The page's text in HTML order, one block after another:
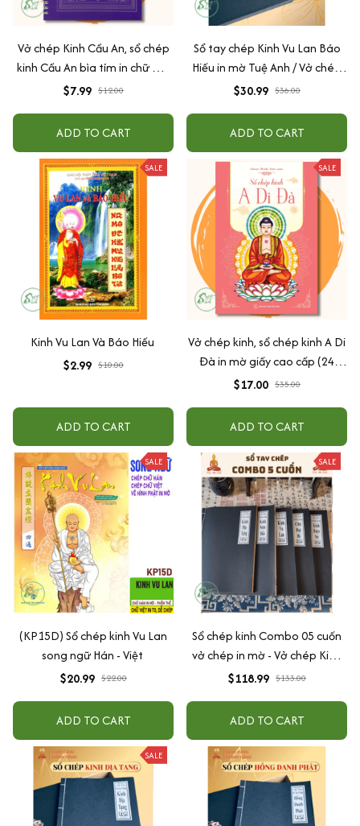
Vở chép Kinh Cầu An, sổ chép
kinh Cầu An bìa tím in chữ mờ
loại cao cấp dày dặn
$7.99 $12.00
ADD TO CART
Sổ tay chép Kinh Vu Lan Báo
Hiếu in mờ Tuệ Anh / Vở chép
Kinh giấy cổ (Tặng kèm Hộp
$30.99 $36.00
ADD TO CART
SALE
Kinh Vu Lan Và Báo Hiếu
$2.99 $10.00
ADD TO CART
SALE
Vở chép kinh, sổ chép kinh A Di
Đà in mờ giấy cao cấp (24
x16cm) - Anan Books Biên
$17.00 $35.00
ADD TO CART
SALE
(KP15D) Sổ chép kinh Vu Lan
song ngữ Hán - Việt
$20.99 $22.00
ADD TO CART
SALE
Sổ chép kinh Combo 05 cuốn
vở chép in mờ - Vở chép Kinh
Địa Tạng/Chú Đại Bi/ Kinh Sám
in mờ(Kèm Vòng Tràng 108
Anh
$118.99 $133.00
ADD TO CART
SALE